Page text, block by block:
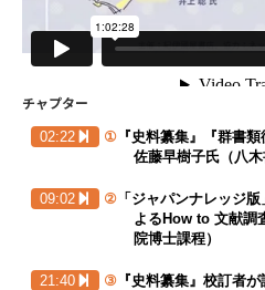
チャプター
02:22 ① 『史料纂集』『群書
佐藤早樹子氏（八木
09:02 ② 「ジャパンナレッジ
よるHow to 文献
院博士課程）
21:40 ③ 『史料纂集』校訂者